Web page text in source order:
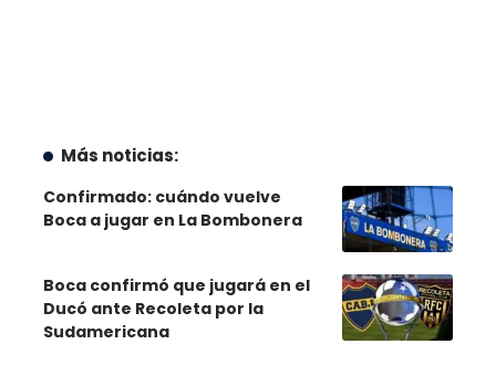
Más noticias:
Confirmado: cuándo vuelve
Boca a jugar en La Bombonera
Boca confirmó que jugará en el
Ducó ante Recoleta por la
Sudamericana